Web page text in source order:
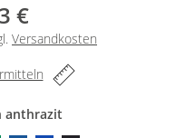
€
Versandkosten
anthrazit